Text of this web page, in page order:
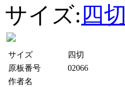
サイズ: 四切
サイズ
四切
原板番号
02066
作者名